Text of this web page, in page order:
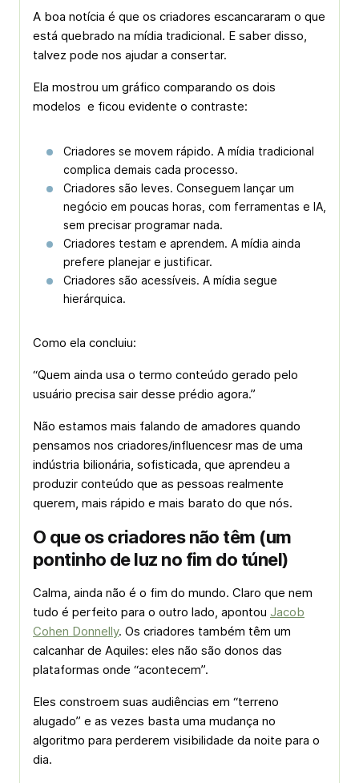
A boa notícia é que os criadores escancararam o que
está quebrado na mídia tradicional. E saber disso,
talvez pode nos ajudar a consertar.
Ela mostrou um gráfico comparando os dois
modelos e ficou evidente o contraste:
Criadores se movem rápido. A mídia tradicional
complica demais cada processo.
Criadores são leves. Conseguem lançar um
negócio em poucas horas, com ferramentas e IA,
sem precisar programar nada.
Criadores testam e aprendem. A mídia ainda
prefere planejar e justificar.
Criadores são acessíveis. A mídia segue
hierárquica.
Como ela concluiu:
“Quem ainda usa o termo conteúdo gerado pelo
usuário precisa sair desse prédio agora.”
Não estamos mais falando de amadores quando
pensamos nos criadores/influencesr mas de uma
indústria bilionária, sofisticada, que aprendeu a
produzir conteúdo que as pessoas realmente
querem, mais rápido e mais barato do que nós.
O que os criadores não têm (um
pontinho de luz no fim do túnel)
Calma, ainda não é o fim do mundo. Claro que nem
tudo é perfeito para o outro lado, apontou Jacob
Cohen Donnelly. Os criadores também têm um
calcanhar de Aquiles: eles não são donos das
plataformas onde “acontecem”.
Eles constroem suas audiências em “terreno
alugado” e as vezes basta uma mudança no
algoritmo para perderem visibilidade da noite para o
dia.